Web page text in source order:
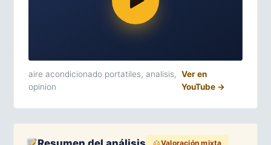
aire acondicionado portatiles, analisis,
opinion
Ver en
YouTube →
Valoración mixta